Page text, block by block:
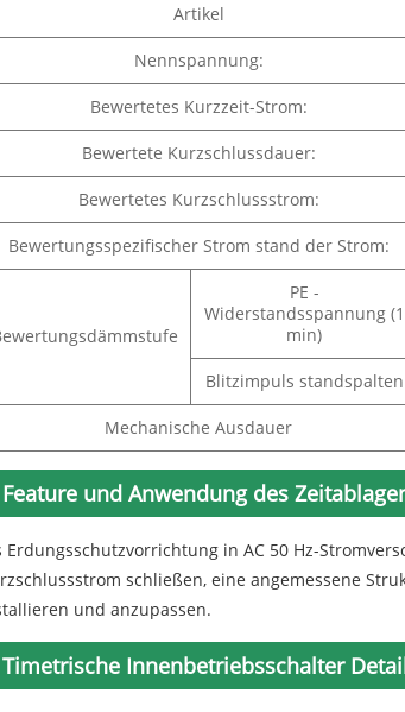
Artikel
Nennspannung:
Bewertetes Kurzzeit-Strom:
Bewertete Kurzschlussdauer:
Bewertetes Kurzschlussstrom:
Bewertungsspezifischer Strom stand der Strom:
PE -
Widerstandsspannung (1
min)
Blitzimpuls standspalten
Mechanische Ausdauer
Feature und Anwendung des
Erdungsschutzvorrichtung in AC 50 Hz-
schließen, eine angemessene
und anzupassen.
Timetrische Innenbetriebsschalter